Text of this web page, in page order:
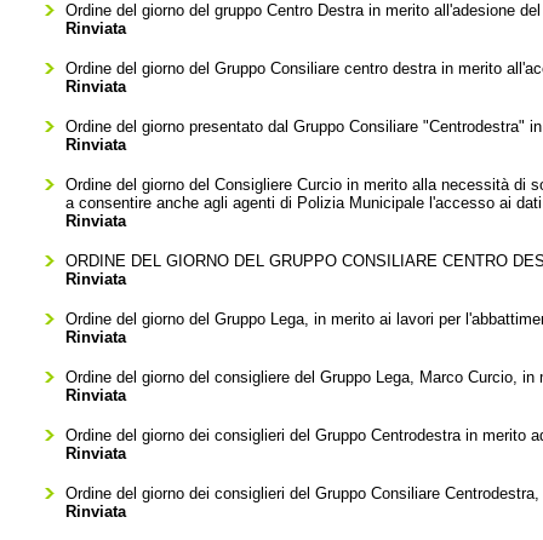
Ordine del giorno del gruppo Centro Destra in merito all'adesione
Rinviata
Ordine del giorno del Gruppo Consiliare centro destra in merito
Rinviata
Ordine del giorno presentato dal Gruppo Consiliare
Rinviata
Ordine del giorno del Consigliere Curcio in merito alla necessità di
a consentire anche agli agenti di Polizia Municipale l'accesso ai
Rinviata
ORDINE DEL GIORNO DEL GRUPPO CONSILIARE CENTRO
Rinviata
Ordine del giorno del Gruppo Lega, in merito ai lavori per
Rinviata
Ordine del giorno del consigliere del Gruppo Lega, Marco Curcio,
Rinviata
Ordine del giorno dei consiglieri del Gruppo Centrodestra in merito
Rinviata
Ordine del giorno dei consiglieri del Gruppo Consiliare
Rinviata